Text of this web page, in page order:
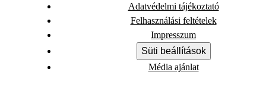
Adatvédelmi tájékoztató
Felhasználási feltételek
Impresszum
Süti beállítások
Média ajánlat